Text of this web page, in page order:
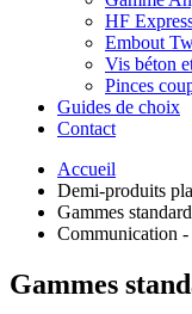
HF
Embout
Vis béton
Pinces
Guides de choix
Contact
Accueil
Demi-produits
Gammes standard
Communication
Gammes